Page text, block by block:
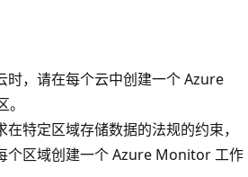
时，请在每个云中创建一个 Azure
特定区域存储数据的法规的约束，
个区域创建一个 Azure Monitor 工作